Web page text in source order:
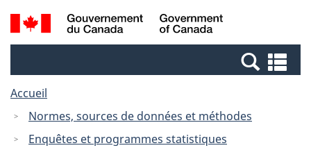
Passer
au
Passer
à
Canada
Recherche
et
et
Accueil
Normes, sources de données et méthodes
Enquêtes et programmes statistiques